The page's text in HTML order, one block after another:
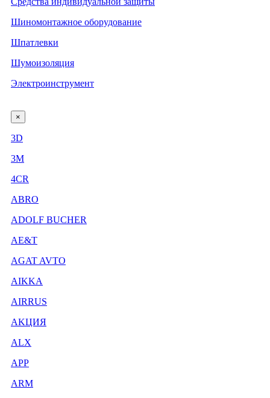
Шиномонтажное оборудование
Шпатлевки
Шумоизоляция
Электроинструмент
×
3D
3М
4CR
ABRO
ADOLF BUCHER
AE&T
AGAT AVTO
AIKKA
AIRRUS
AKЦИЯ
ALX
APP
ARM